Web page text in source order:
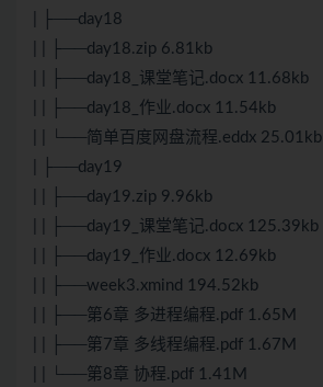
| ├──day18
| | ├──day18.zip 6.81kb
| | ├──day18_课堂笔记.docx 11.68kb
| | ├──day18_作业.docx 11.54kb
| | └──简单百度网盘流程.eddx 25.01kb
| ├──day19
| | ├──day19.zip 9.96kb
| | ├──day19_课堂笔记.docx 125.39kb
| | ├──day19_作业.docx 12.69kb
| | ├──week3.xmind 194.52kb
| | ├──第6章 多进程编程.pdf 1.65M
| | ├──第7章 多线程编程.pdf 1.67M
| | └──第8章 协程.pdf 1.41M